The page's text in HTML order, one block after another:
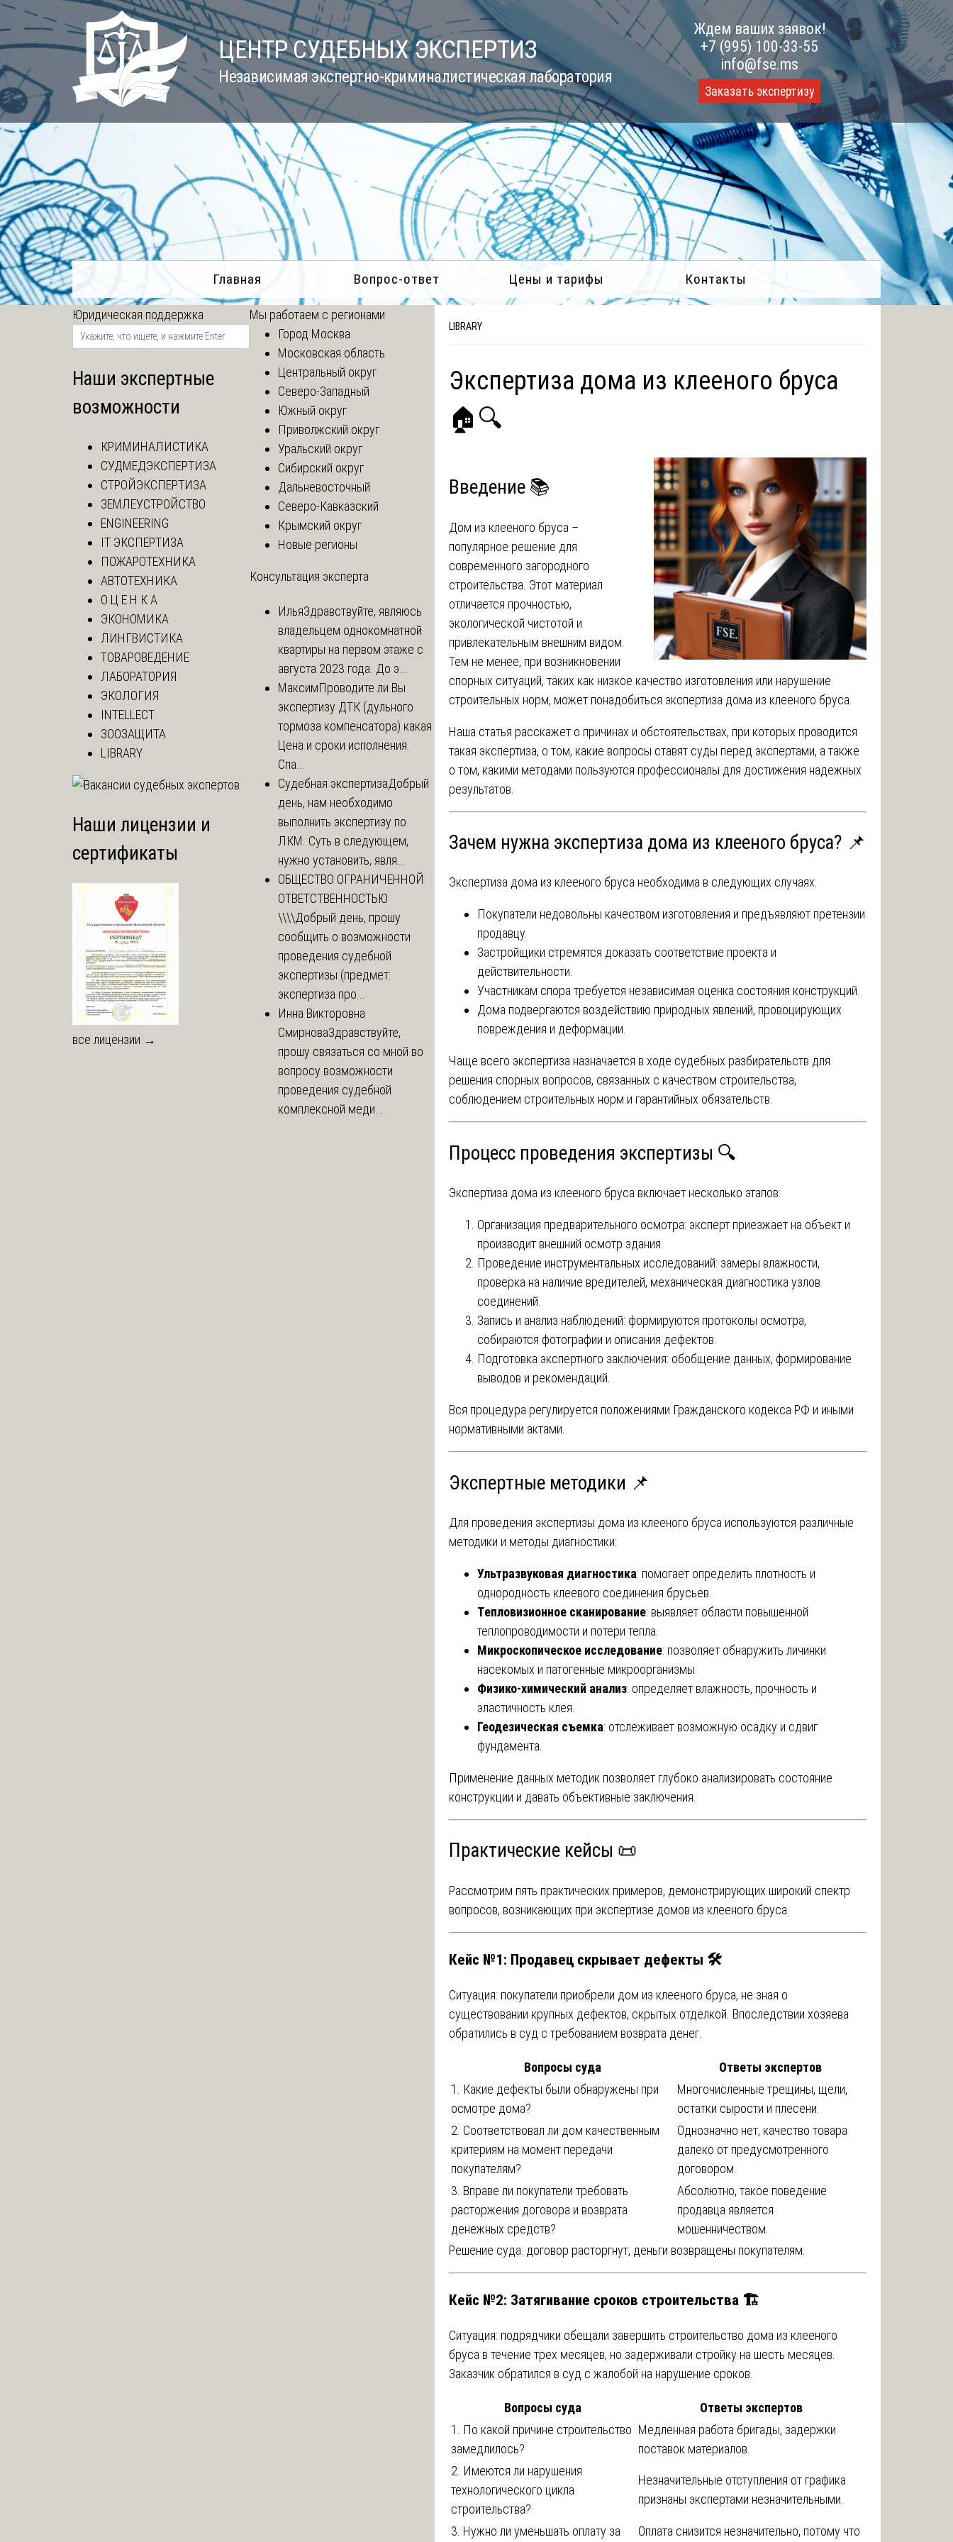
Skip
to
content
ЦЕНТР СУДЕБНЫХ ЭКСПЕРТИЗ
Независимая экспертно-криминалистическая лаборатория
Ждем ваших заявок!
+7 (995) 100-33-55
info@fse.ms
Заказать экспертизу
Главная Вопрос-ответ Цены и тарифы Контакты
LIBRARY
Экспертиза дома из клееного бруса
🏠🔍
Введение 📚
Дом из клееного бруса –
популярное решение для
современного загородного
строительства. Этот материал
отличается прочностью,
экологической чистотой и
привлекательным внешним видом.
Тем не менее, при возникновении
спорных ситуаций, таких как низкое качество изготовления или нарушение
строительных норм, может понадобиться экспертиза дома из клееного бруса.
Наша статья расскажет о причинах и обстоятельствах, при которых проводится
такая экспертиза, о том, какие вопросы ставят суды перед экспертами, а также
о том, какими методами пользуются профессионалы для достижения надежных
результатов.
Зачем нужна экспертиза дома из клееного бруса? 📌
Экспертиза дома из клееного бруса необходима в следующих случаях:
Покупатели недовольны качеством изготовления и предъявляют претензии
продавцу.
Застройщики стремятся доказать соответствие проекта и
действительности.
Участникам спора требуется независимая оценка состояния конструкций.
Дома подвергаются воздействию природных явлений, провоцирующих
повреждения и деформации.
Чаще всего экспертиза назначается в ходе судебных разбирательств для
решения спорных вопросов, связанных с качеством строительства,
соблюдением строительных норм и гарантийных обязательств.
Процесс проведения экспертизы 🔍
Экспертиза дома из клееного бруса включает несколько этапов:
Организация предварительного осмотра: эксперт приезжает на объект и
производит внешний осмотр здания.
Проведение инструментальных исследований: замеры влажности,
проверка на наличие вредителей, механическая диагностика узлов
соединений.
Запись и анализ наблюдений: формируются протоколы осмотра,
собираются фотографии и описания дефектов.
Подготовка экспертного заключения: обобщение данных, формирование
выводов и рекомендаций.
Вся процедура регулируется положениями Гражданского кодекса РФ и иными
нормативными актами.
Экспертные методики 📌
Для проведения экспертизы дома из клееного бруса используются различные
методики и методы диагностики:
Ультразвуковая диагностика: помогает определить плотность и
однородность клеевого соединения брусьев.
Тепловизионное сканирование: выявляет области повышенной
теплопроводимости и потери тепла.
Микроскопическое исследование: позволяет обнаружить личинки
насекомых и патогенные микроорганизмы.
Физико-химический анализ: определяет влажность, прочность и
эластичность клея.
Геодезическая съемка: отслеживает возможную осадку и сдвиг
фундамента.
Применение данных методик позволяет глубоко анализировать состояние
конструкции и давать объективные заключения.
Практические кейсы 📜
Рассмотрим пять практических примеров, демонстрирующих широкий спектр
вопросов, возникающих при экспертизе домов из клееного бруса.
Кейс №1: Продавец скрывает дефекты 🛠️
Ситуация: покупатели приобрели дом из клееного бруса, не зная о
существовании крупных дефектов, скрытых отделкой. Впоследствии хозяева
обратились в суд с требованием возврата денег.
Вопросы суда
Ответы экспертов
1. Какие дефекты были обнаружены при
осмотре дома?
Многочисленные трещины, щели,
остатки сырости и плесени.
2. Соответствовал ли дом качественным
критериям на момент передачи
покупателям?
Однозначно нет, качество товара
далеко от предусмотренного
договором.
3. Вправе ли покупатели требовать
расторжения договора и возврата
денежных средств?
Абсолютно, такое поведение
продавца является
мошенничеством.
Решение суда: договор расторгнут, деньги возвращены покупателям.
Кейс №2: Затягивание сроков строительства 🏗️
Ситуация: подрядчики обещали завершить строительство дома из клееного
бруса в течение трех месяцев, но задерживали стройку на шесть месяцев.
Заказчик обратился в суд с жалобой на нарушение сроков.
Вопросы суда
Ответы экспертов
1. По какой причине строительство
замедлилось?
Медленная работа бригады, задержки
поставок материалов.
2. Имеются ли нарушения
технологического цикла
строительства?
Незначительные отступления от графика
признаны экспертами незначительными.
3. Нужно ли уменьшать оплату за Оплата снизится незначительно, потому что
Юридическая поддержка
Наши экспертные
возможности
КРИМИНАЛИСТИКА
СУДМЕДЭКСПЕРТИЗА
СТРОЙЭКСПЕРТИЗА
ЗЕМЛЕУСТРОЙСТВО
ENGINEERING
IT ЭКСПЕРТИЗА
ПОЖАРОТЕХНИКА
АВТОТЕХНИКА
О Ц Е Н К А
ЭКОНОМИКА
ЛИНГВИСТИКА
ТОВАРОВЕДЕНИЕ
ЛАБОРАТОРИЯ
ЭКОЛОГИЯ
INTELLECT
ЗООЗАЩИТА
LIBRARY
Наши лицензии и
сертификаты
все лицензии →
Мы работаем с регионами
Город Москва
Московская область
Центральный округ
Северо-Западный
Южный округ
Приволжский округ
Уральский округ
Сибирский округ
Дальневосточный
Северо-Кавказский
Крымский округ
Новые регионы
Консультация эксперта
ИльяЗдравствуйте, являюсь
владельцем однокомнатной
квартиры на первом этаже с
августа 2023 года. До э...
МаксимПроводите ли Вы
экспертизу ДТК (дульного
тормоза компенсатора) какая
Цена и сроки исполнения.
Спа...
Судебная экспертизаДобрый
день, нам необходимо
выполнить экспертизу по
ЛКМ. Суть в следующем,
нужно установить, явля...
ОБЩЕСТВО ОГРАНИЧЕННОЙ
ОТВЕТСТВЕННОСТЬЮ
\\\\Добрый день, прошу
сообщить о возможности
проведения судебной
экспертизы (предмет:
экспертиза про...
Инна Викторовна
СмирноваЗдравствуйте,
прошу связаться со мной во
вопросу возможности
проведения судебной
комплексной меди...